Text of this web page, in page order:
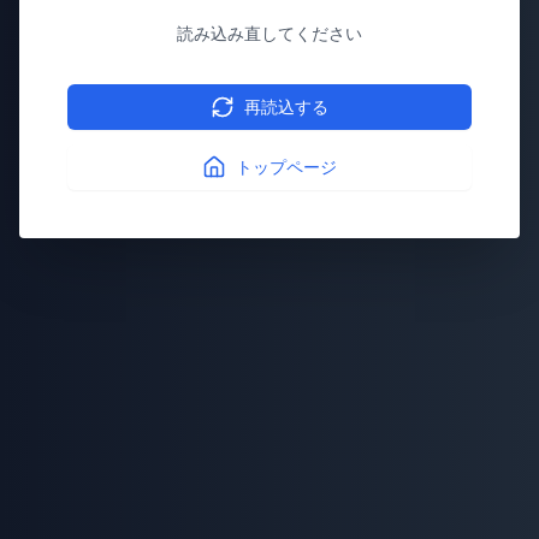
読み込み直してください
再読込する
トップページ